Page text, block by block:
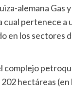
alemana
cual pertenece
en los sectores
complejo
hectáreas (en